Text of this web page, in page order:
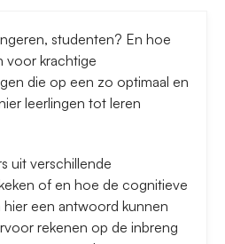
studenten? En hoe
voor krachtige
die op een zo optimaal en
leerlingen tot leren
uit verschillende
of en hoe de cognitieve
een antwoord kunnen
rekenen op de inbreng